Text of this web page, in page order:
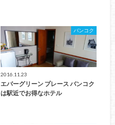
バンコク
2016.11.23
エバーグリーン プレース バンコク
は駅近でお得なホテル